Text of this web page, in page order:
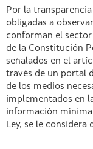
Por la
obligadas a
conforman el
de la Constitución
señalados en el
través de un portal
de los medios
implementados en
información mínima
Ley, se le